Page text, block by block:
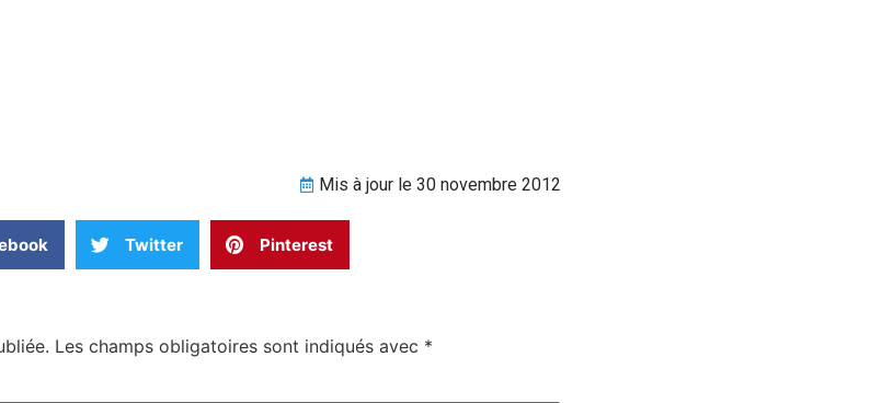
Mis à jour le 30 novembre 2012
Twitter Pinterest
Les champs obligatoires sont indiqués avec *